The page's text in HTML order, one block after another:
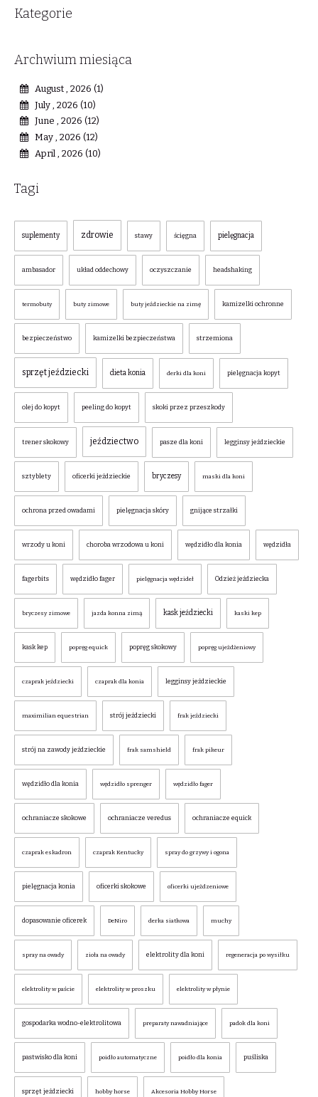
Kategorie
Archwium miesiąca
August , 2026 (1)
July , 2026 (10)
June , 2026 (12)
May , 2026 (12)
April , 2026 (10)
Tagi
suplementy zdrowie stawy ścięgna pielęgnacja
ambasador układ oddechowy oczyszczanie headshaking
termobuty buty zimowe buty jeździeckie na zimę kamizelki ochronne
bezpieczeństwo kamizelki bezpieczeństwa strzemiona
sprzęt jeździecki dieta konia derki dla koni pielęgnacja kopyt
olej do kopyt peeling do kopyt skoki przez przeszkody
trener skokowy jeździectwo pasze dla koni legginsy jeździeckie
sztyblety oficerki jeździeckie bryczesy maski dla koni
ochrona przed owadami pielęgnacja skóry gnijące strzałki
wrzody u koni choroba wrzodowa u koni wędzidło dla konia wędzidła
fagerbits wędzidło fager pielęgnacja wędzideł Odzież jeździecka
bryczesy zimowe jazda konna zimą kask jeździecki kaski kep
kask kep popręg equick popręg skokowy popręg ujeżdżeniowy
czaprak jeździecki czaprak dla konia legginsy jeździeckie
maximilian equestrian strój jeździecki frak jeździecki
strój na zawody jeździeckie frak samshield frak pikeur
wędzidło dla konia wędzidło sprenger wędzidło fager
ochraniacze skokowe ochraniacze veredus ochraniacze equick
czaprak eskadron czaprak Kentucky spray do grzywy i ogona
pielęgnacja konia oficerki skokowe oficerki ujeżdzeniowe
dopasowanie oficerek DeNiro derka siatkowa muchy
spray na owady zioła na owady elektrolity dla koni regeneracja po wysiłku
elektrolity w paście elektrolity w proszku elektrolity w płynie
gospodarka wodno-elektrolitowa preparaty nawadniające padok dla koni
pastwisko dla koni poidło automatyczne poidło dla konia puśliska
sprzęt jeździecki hobby horse Akcesoria Hobby Horse